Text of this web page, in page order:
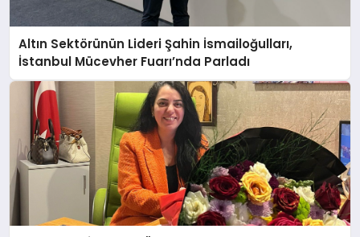
Altın Sektörünün Lideri Şahin İsmailoğulları,
İstanbul Mücevher Fuarı’nda Parladı ￼